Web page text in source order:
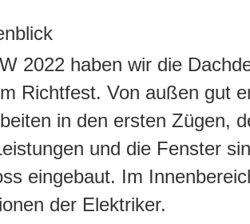
2022 haben wir die
Richtfest. Von außen gut
in den ersten Zügen,
und die Fenster
eingebaut. Im
der Elektriker.